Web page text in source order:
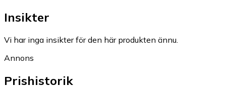
Insikter
Vi har inga insikter för den här produkten ännu.
Annons
Prishistorik